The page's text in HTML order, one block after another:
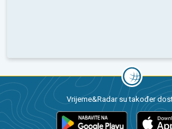
Vrijeme&Radar su također